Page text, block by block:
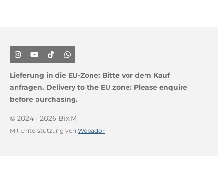
I
n
t
a
r
m
Y
o
T
u
e
T
i
T
o
W
h
a
t
s
p
Lieferung in die EU-Zone: Bitte vor dem Kauf
anfragen. Delivery to the EU zone: Please enquire
before purchasing.
© 2024 - 2026 Bix.M
Mit Unterstützung von Webador